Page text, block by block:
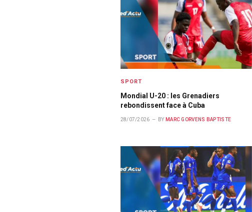
SPORT
Mondial U-20 : les Grenadiers
rebondissent face à Cuba
28/07/2026 BY MARC GORVENS BAPTISTE